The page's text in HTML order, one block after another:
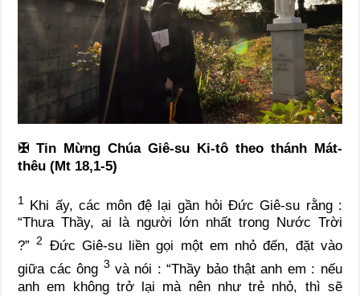
✠Tin Mừng Chúa Giê-su Ki-tô theo thánh Mát-
thêu (Mt 18,1-5)
1
Khi ấy, các môn đệ lại gần hỏi Đức Giê-su rằng :
“Thưa Thầy, ai là người lớn nhất trong Nước Trời
?”2
Đức Giê-su liền gọi một em nhỏ đến, đặt vào
giữa các ông 3 và nói : “Thầy bảo thật anh em : nếu
anh em không trở lại mà nên như trẻ nhỏ, thì sẽ